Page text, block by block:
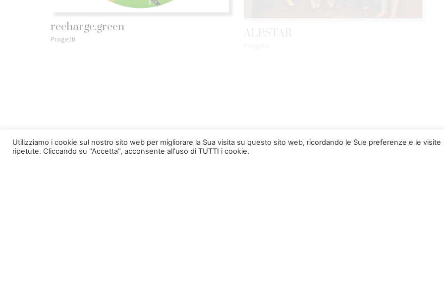
Progetti
Utilizziamo i cookie sul nostro sito web per migliorare la Sua visita su questo sito web, ricordando le Sue preferenze e le visite
ripetute. Cliccando su "Accetta", acconsente all'uso di TUTTI i cookie.